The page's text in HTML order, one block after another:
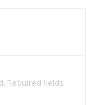
Required fields